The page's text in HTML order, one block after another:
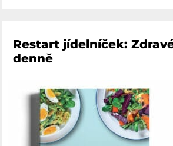
Restart jídelníček:
denně